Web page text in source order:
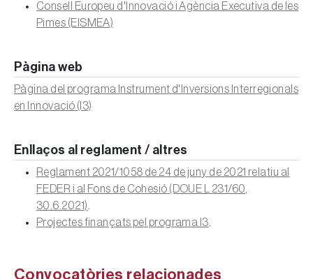
Consell Europeu d'Innovació i Agència Executiva de les
Pimes (EISMEA)
Pàgina web
Pàgina del programa Instrument d'Inversions Interregionals
en Innovació (I3)
Enllaços al reglament / altres
Reglament 2021/1058 de 24 de juny de 2021 relatiu al
FEDER i al Fons de Cohesió (DOUE L 231/60,
30.6.2021)
Projectes finançats pel programa I3
Convocatòries relacionades